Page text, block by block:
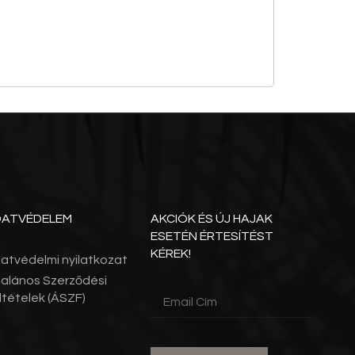
nyilatkozat
Szerződési
(ÁSZF)
AKCIÓK ÉS ÚJ HAJAK
ESETÉN ÉRTESÍTÉST
KÉREK!